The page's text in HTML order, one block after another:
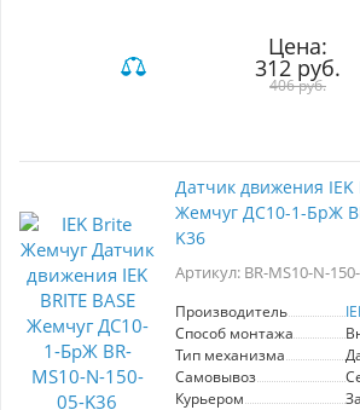
элемент для управления
Он выполнен в
что позволяет ему
интерьер, создавая
пространства. Серия
IEK (ИЭК) отличается
используемых
Кнопочный механизм
максимальная нагрузка в
большинства
цепей. Этот выключатель
как для жилых, так и для
помещений, позволяя
стильный дизайн
– это залог надежности и
доме или офисе.
Цена:
312 руб.
406 руб.
Датчик движения IEK
Жемчуг ДС10-1-БрЖ
K36
Артикул: BR-MS10-N-
Производитель
Способ монтажа
Тип механизма
Самовывоз
Курьером